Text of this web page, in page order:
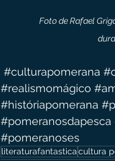
Foto de Rafael
#culturapomerana
#realismomágico
#históriapomerana
#pomeranosdapesca
#pomeranoses
literaturafantasticacultura